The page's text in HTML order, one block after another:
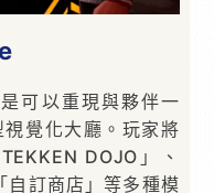
可以重現與夥伴一
覺化大廳。玩家將
DOJO」、
自訂商店」等多種模